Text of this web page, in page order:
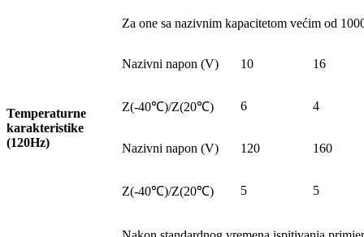
Za one sa nazivnim kapacitetom većim od
Temperaturne
karakteristike
(120Hz)
Nazivni napon (V) 10 16
Z(-40℃)/Z(20℃) 6 4
Nazivni napon (V) 120 160
Z(-40℃)/Z(20℃) 5 5